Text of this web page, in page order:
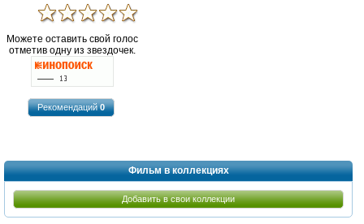
Можете оставить свой голос
отметив одну из звездочек.
Рекомендаций0
Фильм в коллекциях
Добавить в свои коллекции